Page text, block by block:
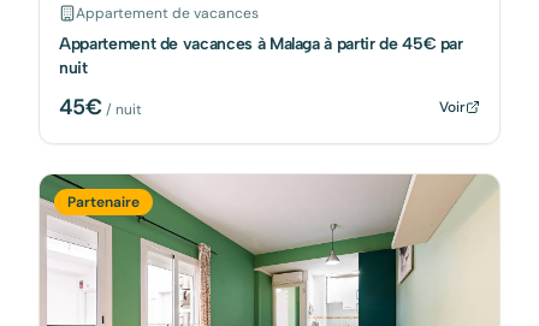
Appartement de vacances
Appartement de vacances à Malaga à partir de 45€ par
nuit
45€/ nuit Voir
Partenaire